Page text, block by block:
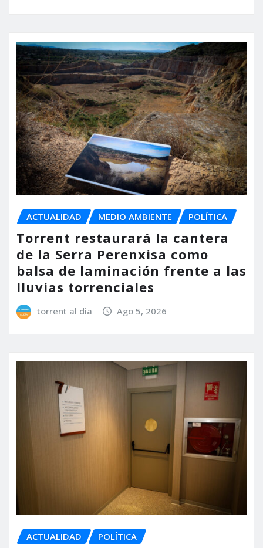
ACTUALIDAD MEDIO AMBIENTE POLÍTICA
Torrent restaurará la cantera
de la Serra Perenxisa como
balsa de laminación frente a las
lluvias torrenciales
torrent al dia Ago 5, 2026
ACTUALIDAD POLÍTICA